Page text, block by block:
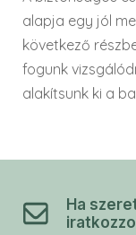
alapja egy jól
következő
fogunk
alakítsunk ki a
Ha